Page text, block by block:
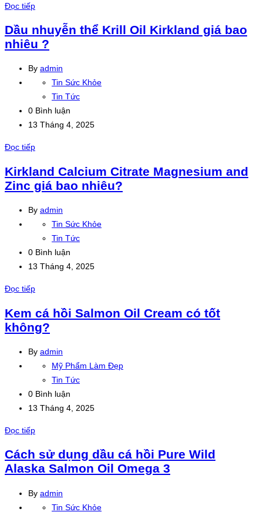
Đọc tiếp
Dầu nhuyễn thể Krill Oil Kirkland giá bao
nhiêu ?
By admin
Tin Sức Khỏe
Tin Tức
0 Bình luận
13 Tháng 4, 2025
Đọc tiếp
Kirkland Calcium Citrate Magnesium and
Zinc giá bao nhiêu?
By admin
Tin Sức Khỏe
Tin Tức
0 Bình luận
13 Tháng 4, 2025
Đọc tiếp
Kem cá hồi Salmon Oil Cream có tốt
không?
By admin
Mỹ Phẩm Làm Đẹp
Tin Tức
0 Bình luận
13 Tháng 4, 2025
Đọc tiếp
Cách sử dụng dầu cá hồi Pure Wild
Alaska Salmon Oil Omega 3
By admin
Tin Sức Khỏe